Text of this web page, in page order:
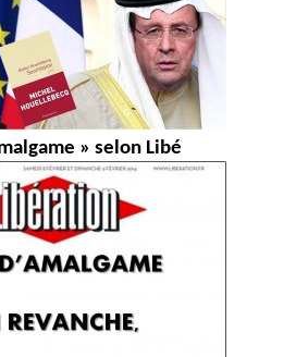
» selon Libé